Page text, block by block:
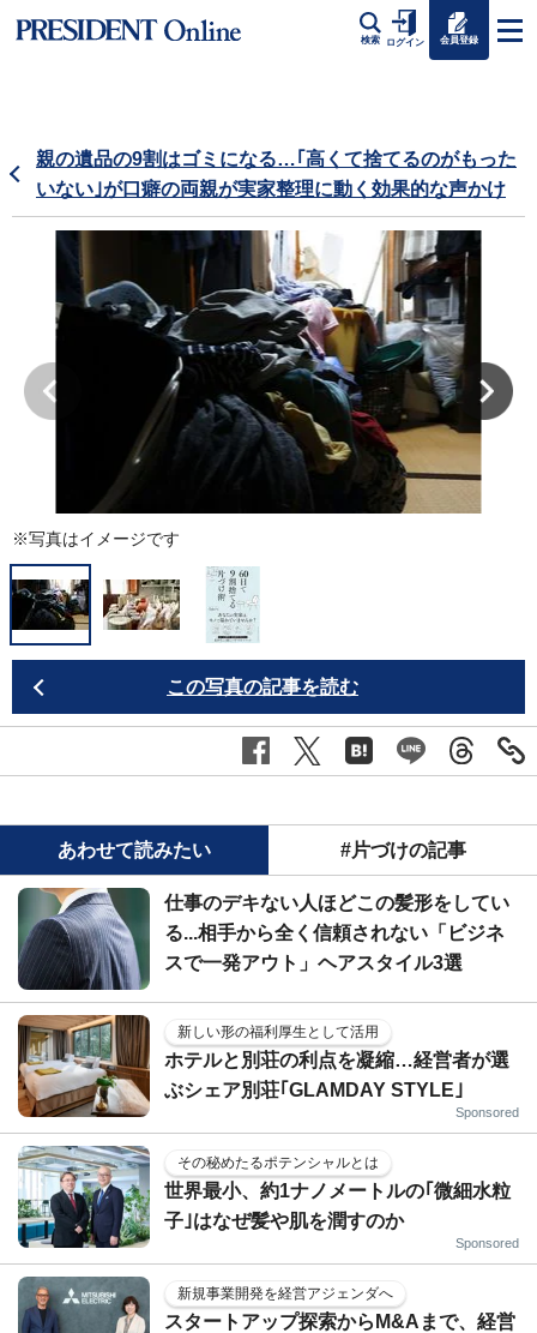
検索 ログイン 会員登録
親の遺品の9割はゴミになる…｢高くて捨てるのがもった
いない｣が口癖の両親が実家整理に動く効果的な声かけ
※写真はイメージです
この写真の記事を読む
あわせて読みたい #片づけの記事
仕事のデキない人ほどこの髪形をしてい
る...相手から全く信頼されない「ビジネ
スで一発アウト」ヘアスタイル3選
新しい形の福利厚生として活用
ホテルと別荘の利点を凝縮…経営者が選
ぶシェア別荘｢GLAMDAY STYLE｣
Sponsored
その秘めたるポテンシャルとは
世界最小、約1ナノメートルの｢微細水粒
子｣はなぜ髪や肌を潤すのか
Sponsored
新規事業開発を経営アジェンダへ
スタートアップ探索からM&Aまで、経営